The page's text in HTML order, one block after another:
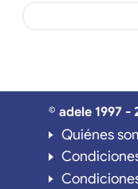
© adele 1997 -
Quiénes